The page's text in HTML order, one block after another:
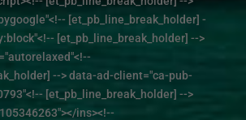
[et_pb_line_break_holder] -
[et_pb_line_break_holder] -->
--> data-ad-client="ca-pub-
[et_pb_line_break_holder] -->
ins><!--